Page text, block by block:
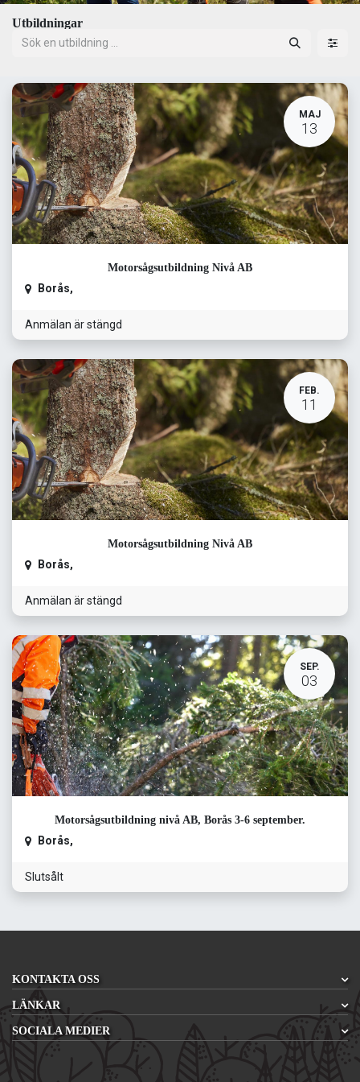
Utbildningar
MAJ
13
Motorsågsutbildning Nivå AB
Borås,
Anmälan är stängd
FEB.
11
Motorsågsutbildning Nivå AB
Borås,
Anmälan är stängd
SEP.
03
Motorsågsutbildning nivå AB, Borås 3-6 september.
Borås,
Slutsålt
KONTAKTA OSS
LÄNKAR
SOCIALA MEDIER